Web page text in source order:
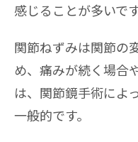
感じることが多いです
関節ねずみは関節の
め、痛みが続く場合
は、関節鏡手術によ
一般的です。